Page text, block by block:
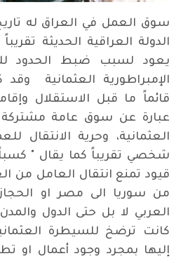
سوق العمل في العراق له
الدولة العراقية الحديثة تقريباً
يعود لسبب ضبط الحدود
الإمبراطورية العثمانية
قائماً ما قبل الاستقلال
عبارة عن سوق عامة مشتركة
العثمانية، وحرية الانتقال
شخصي تقريباً كما يقال " كسباً
قيود تمنع انتقال العامل من
من سوريا الى مصر او
العربي لا بل حتى الدول
كانت ترضخ للسيطرة
إليها بمجرد وجود أعمال او